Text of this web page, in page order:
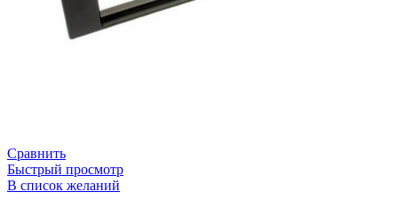
Сравнить
Быстрый просмотр
В список желаний